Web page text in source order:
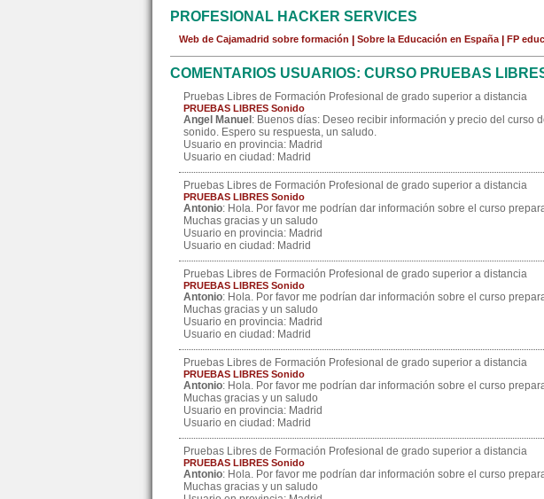
PROFESIONAL HACKER SERVICES
Web de Cajamadrid sobre formación Sobre la Educación en España FP
COMENTARIOS USUARIOS: CURSO PRUEBAS
Pruebas Libres de Formación Profesional de grado superior a distancia
PRUEBAS LIBRES Sonido
Angel Manuel : Buenos días: Deseo recibir información y precio del
sonido. Espero su respuesta, un saludo.
Usuario en provincia: Madrid
Usuario en ciudad: Madrid
Pruebas Libres de Formación Profesional de grado superior a distancia
PRUEBAS LIBRES Sonido
Antonio: Hola. Por favor me podrían dar información sobre el curso
Muchas gracias y un saludo
Usuario en provincia: Madrid
Usuario en ciudad: Madrid
Pruebas Libres de Formación Profesional de grado superior a distancia
PRUEBAS LIBRES Sonido
Antonio: Hola. Por favor me podrían dar información sobre el curso
Muchas gracias y un saludo
Usuario en provincia: Madrid
Usuario en ciudad: Madrid
Pruebas Libres de Formación Profesional de grado superior a distancia
PRUEBAS LIBRES Sonido
Antonio: Hola. Por favor me podrían dar información sobre el curso
Muchas gracias y un saludo
Usuario en provincia: Madrid
Usuario en ciudad: Madrid
Pruebas Libres de Formación Profesional de grado superior a distancia
PRUEBAS LIBRES Sonido
Antonio: Hola. Por favor me podrían dar información sobre el curso
Muchas gracias y un saludo